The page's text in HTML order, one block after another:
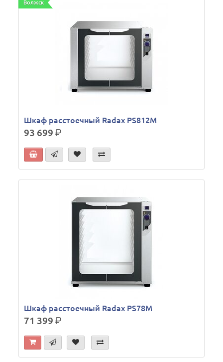
Волжск
Шкаф расстоечный Radax PS812M
93 699р.
Шкаф расстоечный Radax PS78M
71 399р.